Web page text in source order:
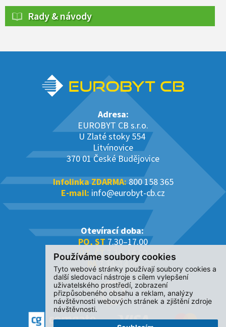
Používáme soubory cookies
Tyto webové stránky používají soubory cookies a
další sledovací nástroje s cílem vylepšení
uživatelského prostředí, zobrazení
přizpůsobeného obsahu a reklam, analýzy
návštěvnosti webových stránek a zjištění zdroje
návštěvnosti.
Rady & návody
Adresa:
EUROBYT CB s.r.o.
U Zlaté stoky 554
Litvínovice
370 01 České Budějovice
Infolinka ZDARMA:800 158 365
E-mail: info@eurobyt-cb.cz
Otevírací doba:
PO, ST 7.30–17.00
ÚT, ČT7.30–16.00
PÁ7.30–14.00